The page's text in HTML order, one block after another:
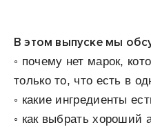
В этом выпуске мы
◦ почему нет марок,
только то, что есть в
◦ какие ингредиенты
◦ как выбрать хороший